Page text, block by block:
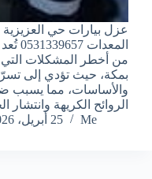
من أخطر المشكلات
بمكة، حيث تؤدي إلى
والأساسات، مما يسبب
الروائح الكريهة
Me
25 أبريل، 2026